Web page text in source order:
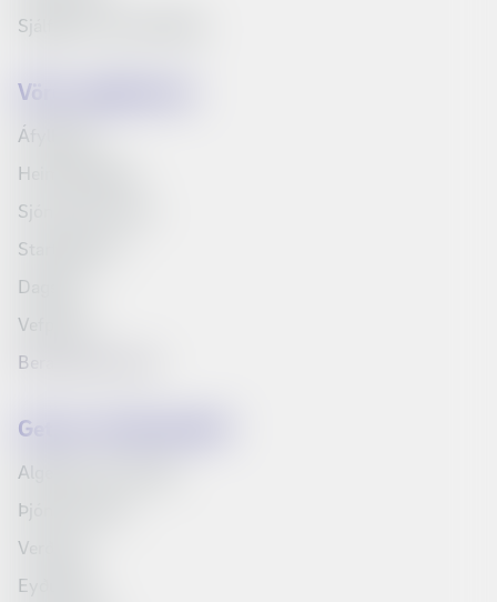
Getum við aðstoðað?
Algengar spurningar
Þjónustuvefur
Verðskrá
Eyðublöð
Vörur og þjónusta
Áfyllingar
Heimilispakkar
Sjónvarp Símans
Startpakkinn
Dagskrá
Vefpóstur
Bera saman vörur
Sjálfbærni og samfélag